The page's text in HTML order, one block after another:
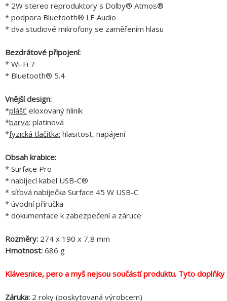
* 2W stereo reproduktory s Dolby® Atmos®
* podpora Bluetooth® LE Audio
* dva studiové mikrofony se zaměřením hlasu
Bezdrátové připojení:
* Wi-Fi 7
* Bluetooth® 5.4
Vnější design:
*plášť: eloxovaný hliník
*barva: platinová
*fyzická tlačítka: hlasitost, napájení
Obsah krabice:
* Surface Pro
* nabíjecí kabel USB-C®
* síťová nabíječka Surface 45 W USB-C
* úvodní příručka
* dokumentace k zabezpečení a záruce
Rozměry: 274 x 190 x 7,8 mm
Hmotnost: 686 g
Klávesnice, pero a myš nejsou součástí produktu. Tyto
Záruka: 2 roky (poskytovaná výrobcem)